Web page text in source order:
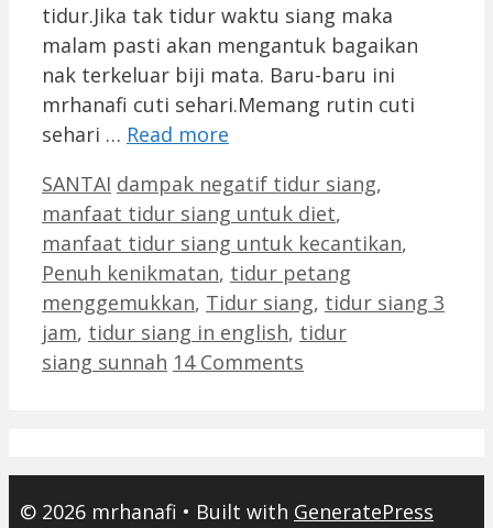
tidur.Jika tak tidur waktu siang maka
malam pasti akan mengantuk bagaikan
nak terkeluar biji mata. Baru-baru ini
mrhanafi cuti sehari.Memang rutin cuti
sehari … Read more
Categories
SANTAI Tags
dampak negatif tidur siang,
manfaat tidur siang untuk diet,
manfaat tidur siang untuk kecantikan,
Penuh kenikmatan, tidur petang
menggemukkan, Tidur siang, tidur siang 3
jam, tidur siang in english, tidur
siang sunnah 14 Comments
© 2026 mrhanafi • Built with GeneratePress